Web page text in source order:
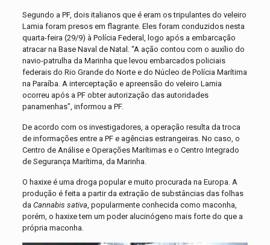
Segundo a PF, dois italianos que é eram os tripulantes do veleiro
Lamia foram presos em flagrante. Eles foram conduzidos nesta
quarta-feira (29/9) à Polícia Federal, logo após a embarcação
atracar na Base Naval de Natal. “A ação contou com o auxílio do
navio-patrulha da Marinha que levou embarcados policiais
federais do Rio Grande do Norte e do Núcleo de Polícia Marítima
na Paraíba. A interceptação e apreensão do veleiro Lamia
ocorreu após a PF obter autorização das autoridades
panamenhas”, informou a PF.
De acordo com os investigadores, a operação resulta da troca
de informações entre a PF e agências estrangeiras. No caso, o
Centro de Análise e Operações Marítimas e o Centro Integrado
de Segurança Marítima, da Marinha.
O haxixe é uma droga popular e muito procurada na Europa. A
produção é feita a partir da extração de substâncias das folhas
da Cannabis sativa, popularmente conhecida como maconha,
porém, o haxixe tem um poder alucinógeno mais forte do que a
própria maconha.